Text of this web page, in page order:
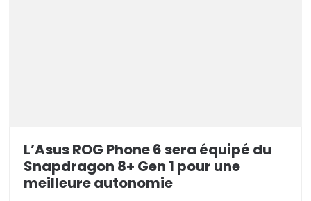
L’Asus ROG Phone 6 sera équipé du
Snapdragon 8+ Gen 1 pour une
meilleure autonomie